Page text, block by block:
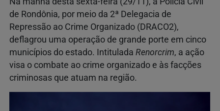
de Rondônia, por meio da 2ª Delegacia de
Repressão ao Crime Organizado (DRACO2),
deflagrou uma operação de grande porte em cinco
municípios do estado. Intitulada Renorcrim, a ação
visa o combate ao crime organizado e às facções
criminosas que atuam na região.